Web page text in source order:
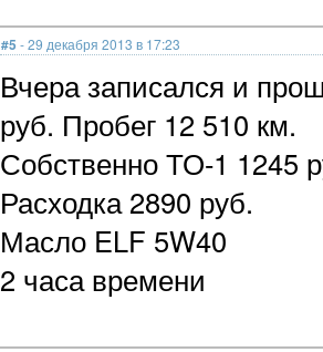
#5 - 29 декабря 2013 в 17:23
Вчера записался и
руб. Пробег 12 510 км.
Собственно ТО-1 1245
Расходка 2890 руб.
Масло ELF 5W40
2 часа времени